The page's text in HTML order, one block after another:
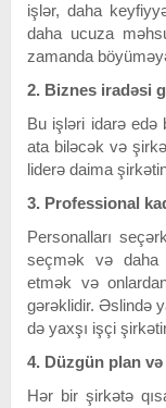
işlər, daha
daha ucuza
zamanda
2. Biznes iradəsi
Bu işləri idarə edə
ata biləcək və
liderə daima
3. Professional
Personalları
seçmək və daha
etmək və
gərəklidir. Əslində
də yaxşı işçi
4. Düzgün plan
Hər bir şirkətə